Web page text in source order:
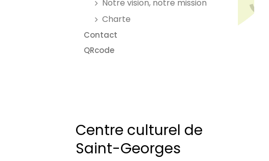
Notre vision, notre mission
Charte
Contact
QRcode
Centre culturel de
Saint-Georges